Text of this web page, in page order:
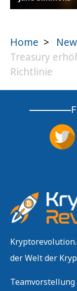
Home >
Treasury
Richtlinie
der Welt der
Teamvorstellung